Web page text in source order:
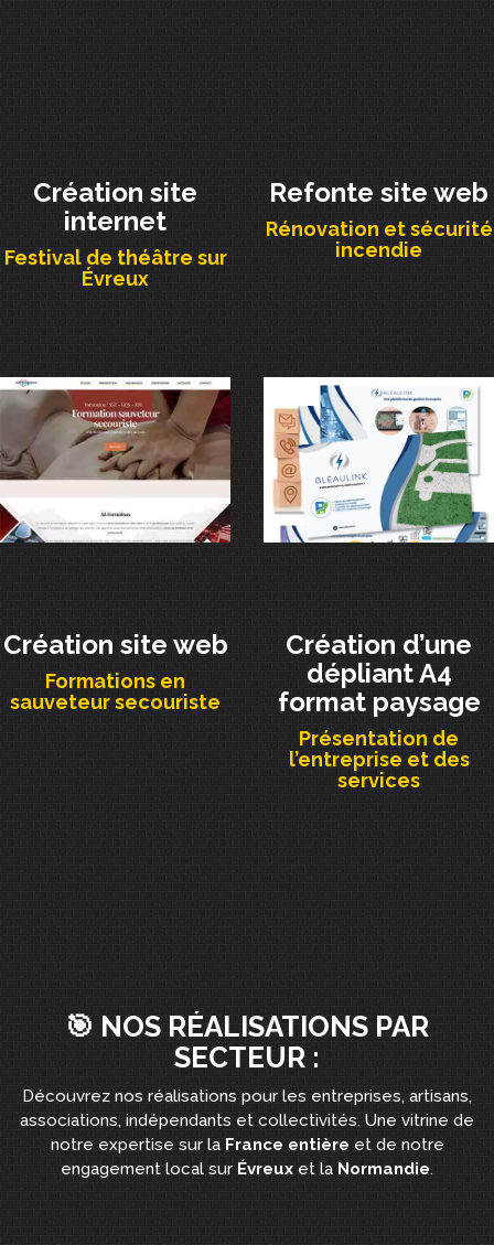
Création site
internet
Festival de théâtre sur
Évreux
Refonte site web
Rénovation et sécurité
incendie
Création site web
Formations en
sauveteur secouriste
Création d’une
dépliant A4
format paysage
Présentation de
l’entreprise et des
services
🎯 NOS RÉALISATIONS PAR
SECTEUR :
Découvrez nos réalisations pour les entreprises, artisans,
associations, indépendants et collectivités. Une vitrine de
notre expertise sur la France entière et de notre
engagement local sur Évreux et la Normandie.